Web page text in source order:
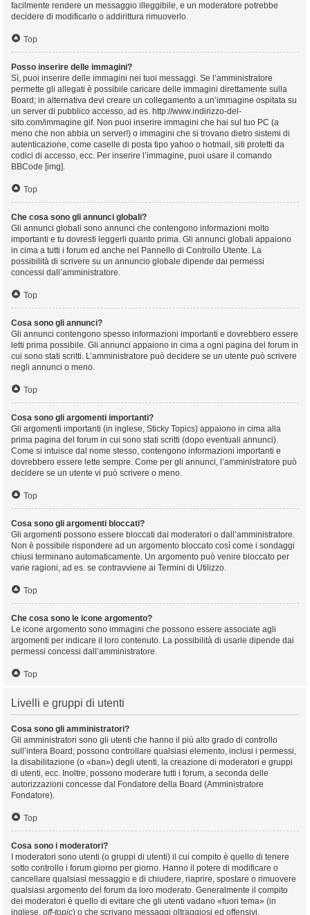
facilmente rendere un messaggio illeggibile, e un moderatore potrebbe
decidere di modificarlo o addirittura rimuoverlo.
Top
Posso inserire delle immagini?
Sì, puoi inserire delle immagini nei tuoi messaggi. Se l’amministratore
permette gli allegati è possibile caricare delle immagini direttamente sulla
Board; in alternativa devi creare un collegamento a un’immagine ospitata su
un server di pubblico accesso, ad es. http://www.indirizzo-del-
sito.com/immagine.gif. Non puoi inserire immagini che hai sul tuo PC (a
meno che non abbia un server!) o immagini che si trovano dietro sistemi di
autenticazione, come caselle di posta tipo yahoo o hotmail, siti protetti da
codici di accesso, ecc. Per inserire l’immagine, puoi usare il comando
BBCode [img].
Top
Che cosa sono gli annunci globali?
Gli annunci globali sono annunci che contengono informazioni molto
importanti e tu dovresti leggerli quanto prima. Gli annunci globali appaiono
in cima a tutti i forum ed anche nel Pannello di Controllo Utente. La
possibilità di scrivere su un annuncio globale dipende dai permessi
concessi dall’amministratore.
Top
Cosa sono gli annunci?
Gli annunci contengono spesso informazioni importanti e dovrebbero essere
letti prima possibile. Gli annunci appaiono in cima a ogni pagina del forum in
cui sono stati scritti. L’amministratore può decidere se un utente può scrivere
negli annunci o meno.
Top
Cosa sono gli argomenti importanti?
Gli argomenti importanti (in inglese, Sticky Topics) appaiono in cima alla
prima pagina del forum in cui sono stati scritti (dopo eventuali annunci).
Come si intuisce dal nome stesso, contengono informazioni importanti e
dovrebbero essere lette sempre. Come per gli annunci, l’amministratore può
decidere se un utente vi può scrivere o meno.
Top
Cosa sono gli argomenti bloccati?
Gli argomenti possono essere bloccati dai moderatori o dall’amministratore.
Non è possibile rispondere ad un argomento bloccato così come i sondaggi
chiusi terminano automaticamente. Un argomento può venire bloccato per
varie ragioni, ad es. se contravviene ai Termini di Utilizzo.
Top
Che cosa sono le icone argomento?
Le icone argomento sono immagini che possono essere associate agli
argomenti per indicare il loro contenuto. La possibilità di usarle dipende dai
permessi concessi dall’amministratore.
Top
Livelli e gruppi di utenti
Cosa sono gli amministratori?
Gli amministratori sono gli utenti che hanno il più alto grado di controllo
sull’intera Board; possono controllare qualsiasi elemento, inclusi i permessi,
la disabilitazione (o «ban») degli utenti, la creazione di moderatori e gruppi
di utenti, ecc. Inoltre, possono moderare tutti i forum, a seconda delle
autorizzazioni concesse dal Fondatore della Board (Amministratore
Fondatore).
Top
Cosa sono i moderatori?
I moderatori sono utenti (o gruppi di utenti) il cui compito è quello di tenere
sotto controllo i forum giorno per giorno. Hanno il potere di modificare o
cancellare qualsiasi messaggio e di chiudere, riaprire, spostare o rimuovere
qualsiasi argomento del forum da loro moderato. Generalmente il compito
dei moderatori è quello di evitare che gli utenti vadano «fuori tema» (in
inglese, off-topic) o che scrivano messaggi oltraggiosi ed offensivi.